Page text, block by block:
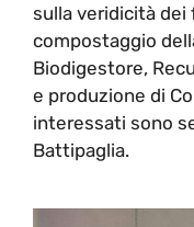
sulla veridicità
compostaggio
Biodigestore,
e produzione di
interessati sono
Battipaglia.